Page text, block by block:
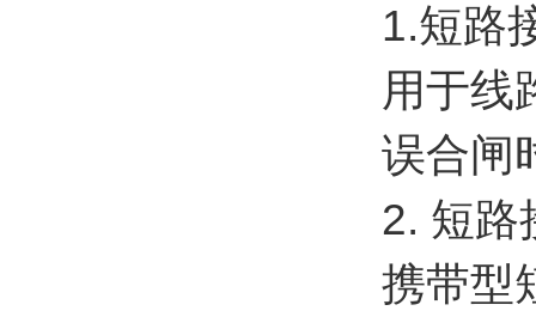
1.短路
用于线
误合闸
2. 短路
携带型